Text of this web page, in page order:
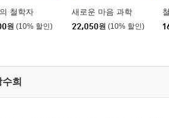
철학자
원 (10% 할인)
새로운 마음 과학
22,050원 (10% 할인)
수희